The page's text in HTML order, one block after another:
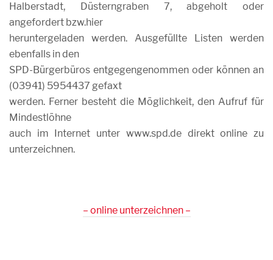
Halberstadt, Düsterngraben 7, abgeholt oder
angefordert bzw.hier
heruntergeladen werden. Ausgefüllte Listen werden
ebenfalls in den
SPD-Bürgerbüros entgegengenommen oder können an
(03941) 5954437 gefaxt
werden. Ferner besteht die Möglichkeit, den Aufruf für
Mindestlöhne
auch im Internet unter www.spd.de direkt online zu
unterzeichnen.
– online unterzeichnen –